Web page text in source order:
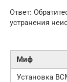
Ответ:
устранения
Миф
Установка